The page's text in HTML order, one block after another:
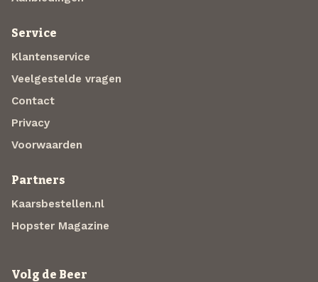
Service
Klantenservice
Veelgestelde vragen
Contact
Privacy
Voorwaarden
Partners
Kaarsbestellen.nl
Hopster Magazine
Volg de Beer